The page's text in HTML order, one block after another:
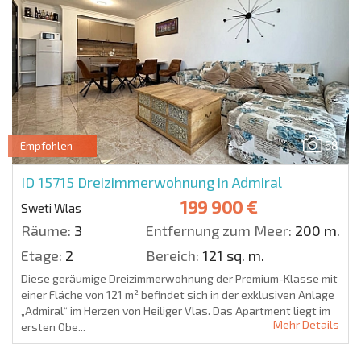
58
Empfohlen
ID 15715 Dreizimmerwohnung in Admiral
Sweti Wlas 199 900 €
Räume: 3 Entfernung zum Meer: 200 m.
Etage: 2 Bereich: 121 sq. m.
Diese geräumige Dreizimmerwohnung der Premium-Klasse mit
einer Fläche von 121 m² befindet sich in der exklusiven Anlage
„Admiral“ im Herzen von Heiliger Vlas. Das Apartment liegt im
ersten Obe...
Mehr Details